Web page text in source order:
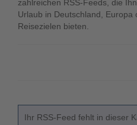
zahlreichen RSS-Feeds, die
Urlaub in Deutschland, Europa
Reisezielen bieten.
Ihr RSS-Feed fehlt in dieser